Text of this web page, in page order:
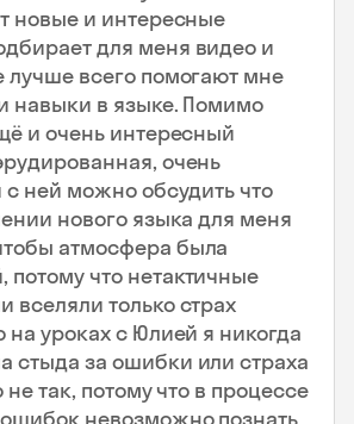
новые и интересные
для меня видео и
лучше всего помогают мне
навыки в языке. Помимо
и очень интересный
очень
с ней можно обсудить что
нового языка для меня
атмосфера была
что нетактичные
вселяли только страх
на уроках с Юлией я никогда
стыда за ошибки или страха
не так, потому что в процессе